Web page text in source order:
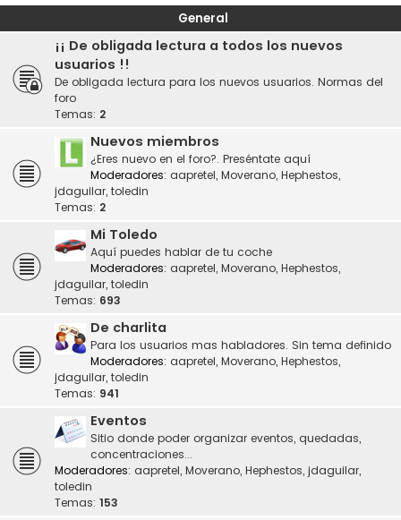
General
¡¡ De obligada lectura a todos los nuevos
usuarios !!
De obligada lectura para los nuevos usuarios. Normas del
foro
Temas: 2
Nuevos miembros
¿Eres nuevo en el foro?. Preséntate aquí
Moderadores: aapretel, Moverano, Hephestos,
jdaguilar, toledin
Temas: 2
Mi Toledo
Aquí puedes hablar de tu coche
Moderadores: aapretel, Moverano, Hephestos,
jdaguilar, toledin
Temas: 693
De charlita
Para los usuarios mas habladores. Sin tema definido
Moderadores: aapretel, Moverano, Hephestos,
jdaguilar, toledin
Temas: 941
Eventos
Sitio donde poder organizar eventos, quedadas,
concentraciones...
Moderadores: aapretel, Moverano, Hephestos, jdaguilar,
toledin
Temas: 153